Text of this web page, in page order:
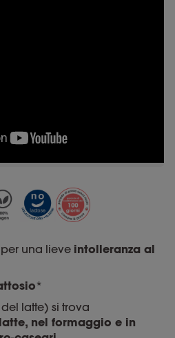
una lieve intolleranza al
*
latte) si trova
latte, nel formaggio e in